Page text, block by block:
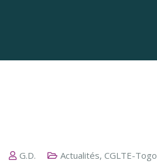
G.D. Actualités, CGLTE-Togo